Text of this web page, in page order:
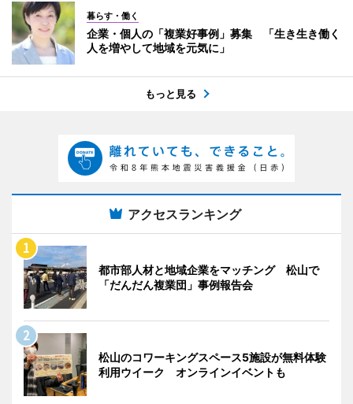
暮らす・働く
企業・個人の「複業好事例」募集 「生き生き働く
人を増やして地域を元気に」
もっと見る
アクセスランキング
都市部人材と地域企業をマッチング 松山で
「だんだん複業団」事例報告会
松山のコワーキングスペース5施設が無料体験
利用ウイーク オンラインイベントも